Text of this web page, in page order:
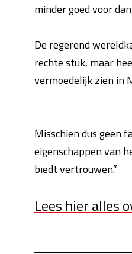
minder goed voor
De regerend
rechte stuk, maar
vermoedelijk zien in
Misschien dus geen
eigenschappen van
biedt vertrouwen.”
Lees hier alles